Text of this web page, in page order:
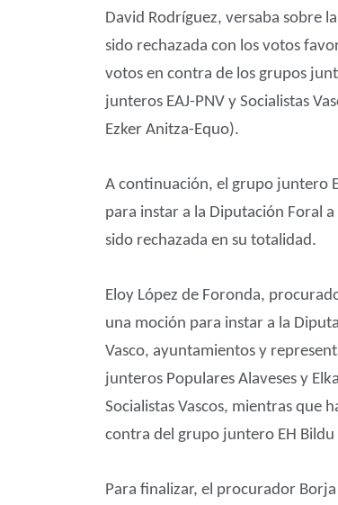
David Rodríguez, versaba sobre
sido rechazada con los votos
votos en contra de los grupos
junteros EAJ-PNV y Socialistas
Ezker Anitza-Equo).
A continuación, el grupo juntero
para instar a la Diputación Foral
sido rechazada en su totalidad.
Eloy López de Foronda,
una moción para instar a la
Vasco, ayuntamientos y
junteros Populares Alaveses y
Socialistas Vascos, mientras que
contra del grupo juntero EH Bildu
Para finalizar, el procurador